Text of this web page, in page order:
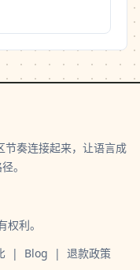
奏连接起来，让语言成
。
权利。
| Blog | 退款政策